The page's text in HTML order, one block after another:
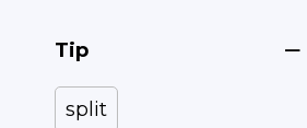
Tip
split